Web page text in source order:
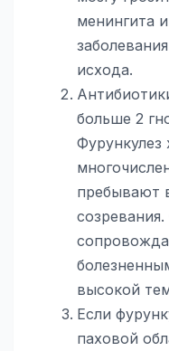
менингита
исхода.
больше 2
Фурункулез
пребывают
высокой
Если
паховой